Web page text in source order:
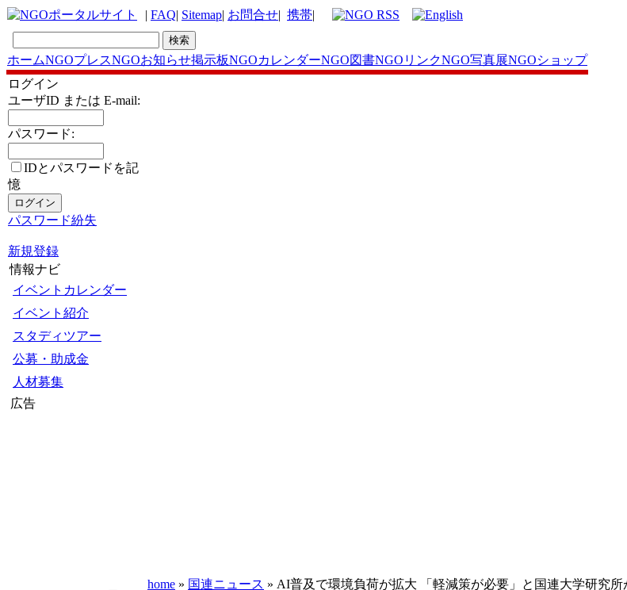
| FAQ| Sitemap| お問合せ| 携帯|
ホームNGOプレスNGOお知らせ掲示板NGOカレンダーNGO図書NGOリンクNGO写真展NGOショップ
ログイン
ユーザID または E-mail:
パスワード:
IDとパスワードを記
憶
パスワード紛失
新規登録
情報ナビ
イベントカレンダー
イベント紹介
スタディツアー
公募・助成金
人材募集
広告
home » 国連ニュース » AI普及で環境負荷が拡大 「軽減策が必要」と国連大学研究所